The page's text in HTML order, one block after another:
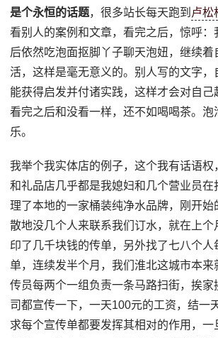
是个永恒的话题，很多站长每天跑到 卢松
看别人的案例和文章，看完之后，惊呼：
后依然吃泡面抠脚丫子聊天泡妞，继续着
活，这样是毫无意义的。别人写的文字，
能获得启发并付诸实践，这样才会对自己
看完之后和没看一样，还不如喝喝茶。泡
乐。
我举个我实体店的例子，这个我有话语权
和礼品店几乎都是我媳妇和几个营业员在
理了本地的一家桶装纯净水品牌，刚开始
散地没几个人来联系我们订水，就在上个
印了几千块钱的传单，另外找了七八个人
单，连续发半个月，我们淮北这城市本来
传员每两个一组负责一条马路扫街，挨家
司都宣传一下，一天100元的工资，结一
求每个宣传单都要发挥其相对的作用，一